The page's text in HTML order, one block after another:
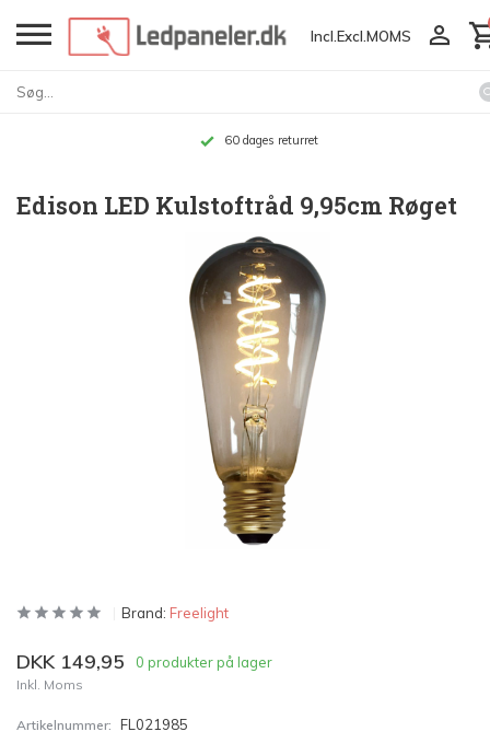
Incl. Excl. MOMS
60 dages returret
Edison LED Kulstoftråd 9,95cm Røget
Brand: Freelight
DKK 149,95 0 produkter på lager
Inkl. Moms
Artikelnummer: FL021985